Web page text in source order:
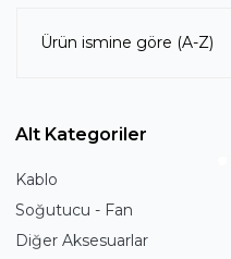
Ürün ismine göre (A-Z)
Alt Kategoriler
Kablo
Soğutucu - Fan
Diğer Aksesuarlar